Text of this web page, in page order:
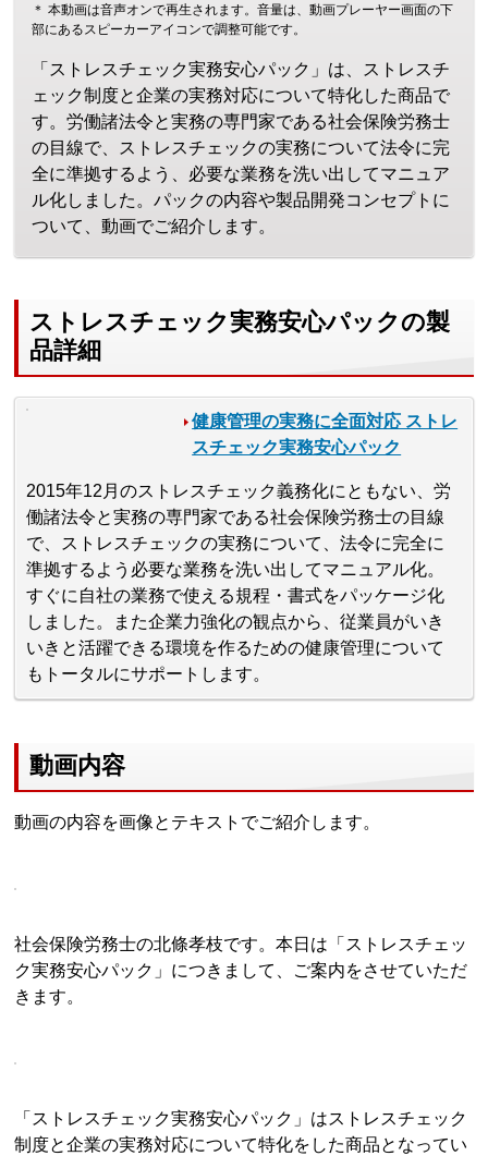
＊ 本動画は音声オンで再生されます。音量は、動画プレーヤー画面の下
部にあるスピーカーアイコンで調整可能です。
「ストレスチェック実務安心パック」は、ストレスチ
ェック制度と企業の実務対応について特化した商品で
す。労働諸法令と実務の専門家である社会保険労務士
の目線で、ストレスチェックの実務について法令に完
全に準拠するよう、必要な業務を洗い出してマニュア
ル化しました。パックの内容や製品開発コンセプトに
ついて、動画でご紹介します。
ストレスチェック実務安心パックの製
品詳細
健康管理の実務に全面対応 ストレ
スチェック実務安心パック
2015年12月のストレスチェック義務化にともない、労
働諸法令と実務の専門家である社会保険労務士の目線
で、ストレスチェックの実務について、法令に完全に
準拠するよう必要な業務を洗い出してマニュアル化。
すぐに自社の業務で使える規程・書式をパッケージ化
しました。また企業力強化の観点から、従業員がいき
いきと活躍できる環境を作るための健康管理について
もトータルにサポートします。
動画内容
動画の内容を画像とテキストでご紹介します。
社会保険労務士の北條孝枝です。本日は「ストレスチェッ
ク実務安心パック」につきまして、ご案内をさせていただ
きます。
「ストレスチェック実務安心パック」はストレスチェック
制度と企業の実務対応について特化をした商品となってい